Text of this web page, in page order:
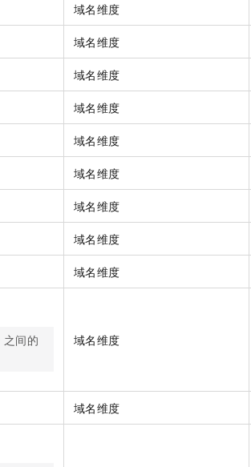
域名维度
域名维度
域名维度
域名维度
域名维度
域名维度
域名维度
域名维度
域名维度
之间的
域名维度
域名维度